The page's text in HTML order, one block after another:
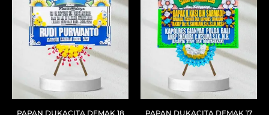
PAPAN DUKACITA DEMAK 18 PAPAN DUKACITA DEMAK 17